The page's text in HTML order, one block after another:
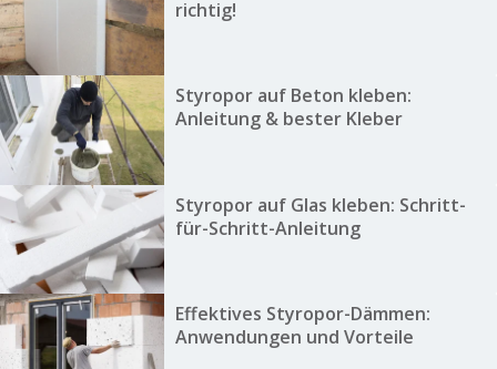
richtig!
Styropor auf Beton kleben:
Anleitung & bester Kleber
Styropor auf Glas kleben: Schritt-
für-Schritt-Anleitung
Effektives Styropor-Dämmen:
Anwendungen und Vorteile